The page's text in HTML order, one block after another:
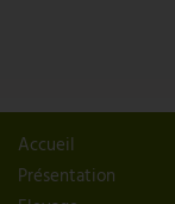
Accueil
Présentation